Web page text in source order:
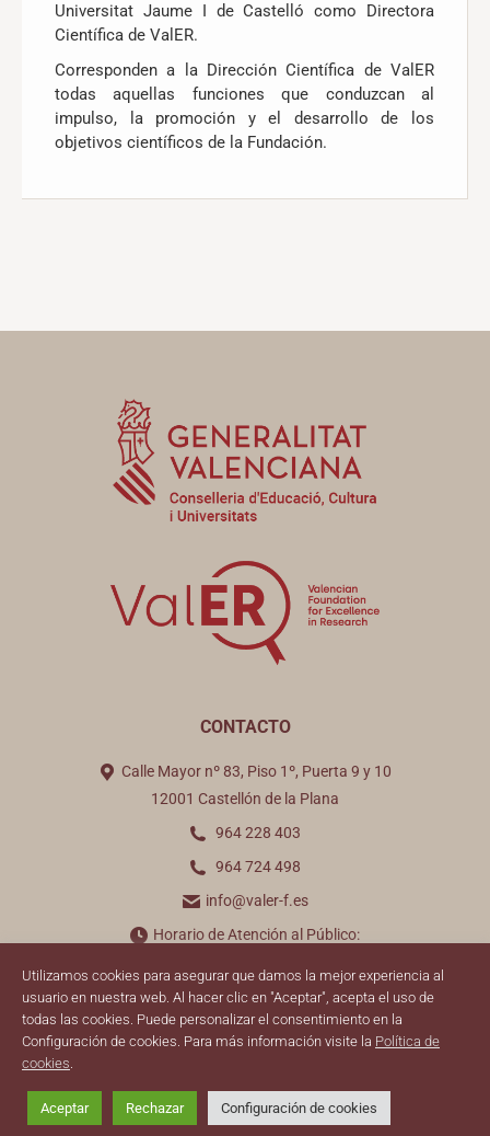
Universitat Jaume I de Castelló como Directora
Científica de ValER.
Corresponden a la Dirección Científica de ValER
todas aquellas funciones que conduzcan al
impulso, la promoción y el desarrollo de los
objetivos científicos de la Fundación.
CONTACTO
Calle Mayor nº 83, Piso 1º, Puerta 9 y 10
12001 Castellón de la Plana
964 228 403
964 724 498
info@valer-f.es
Horario de Atención al Público:
Encuéntranos en:
© 2026 ValER
Información Legal
Utilizamos cookies para asegurar que damos la mejor experiencia al
usuario en nuestra web. Al hacer clic en "Aceptar", acepta el uso de
todas las cookies. Puede personalizar el consentimiento en la
Configuración de cookies. Para más información visite la Política de
cookies.
Aceptar Rechazar Configuración de cookies